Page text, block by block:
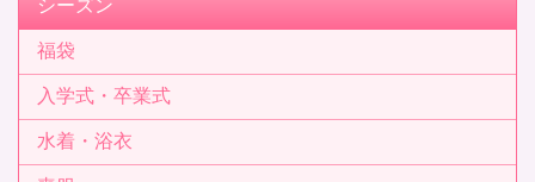
シーズン
福袋
入学式・卒業式
水着・浴衣